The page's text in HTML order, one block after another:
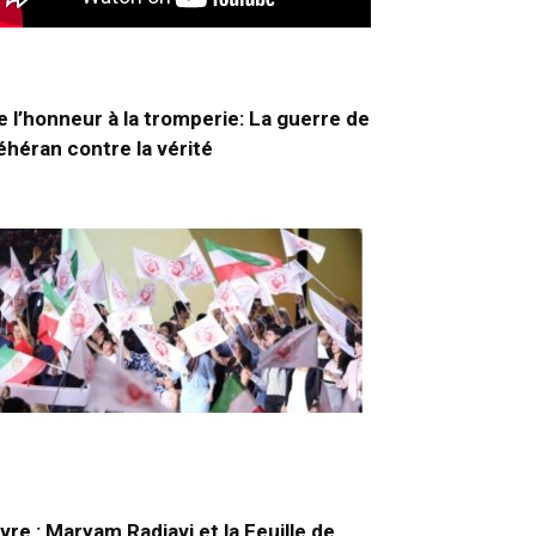
l’honneur à la tromperie: La guerre de
contre la vérité